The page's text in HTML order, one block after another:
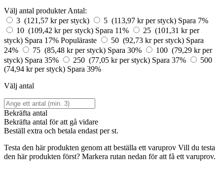
Välj antal produkter Antal:
3 (121,57 kr per styck)
5 (113,97 kr per styck) Spara 7%
10 (109,42 kr per styck) Spara 11%
25 (101,31 kr per
styck) Spara 17% Populäraste 50 (92,73 kr per styck) Spara
24%
75 (85,48 kr per styck) Spara 30%
100 (79,29 kr per
styck) Spara 35% 250 (77,05 kr per styck) Spara 37%
500
(74,94 kr per styck) Spara 39%
Välj antal
Bekräfta antal
Bekräfta antal för att gå vidare
Beställ extra och betala endast per st.
Testa den här produkten genom att beställa ett varuprov Vill du testa
den här produkten först? Markera rutan nedan för att få ett varuprov.